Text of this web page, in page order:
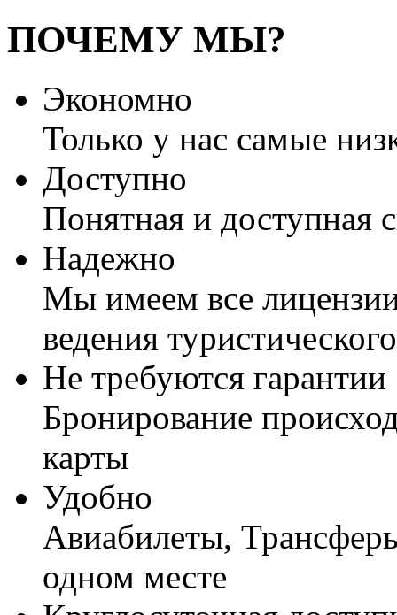
ПОЧЕМУ МЫ?
Экономно
Только у нас самые
Доступно
Понятная и доступная
Надежно
Мы имеем все
ведения
Не требуются гарантии
Бронирование
карты
Удобно
Авиабилеты,
одном месте